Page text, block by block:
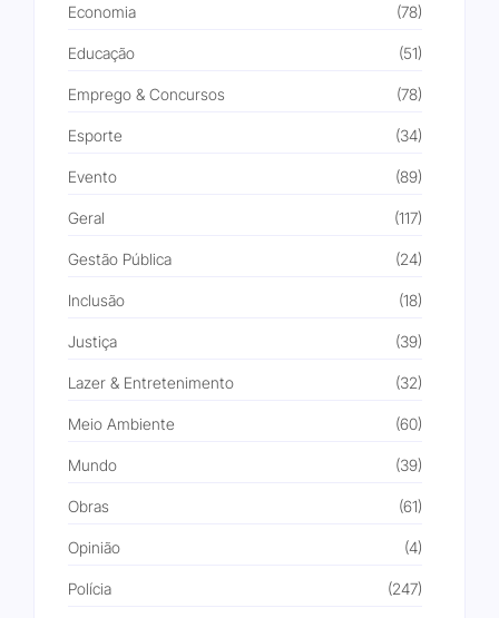
Economia (78)
Educação (51)
Emprego & Concursos (78)
Esporte (34)
Evento (89)
Geral (117)
Gestão Pública (24)
Inclusão (18)
Justiça (39)
Lazer & Entretenimento (32)
Meio Ambiente (60)
Mundo (39)
Obras (61)
Opinião (4)
Polícia (247)